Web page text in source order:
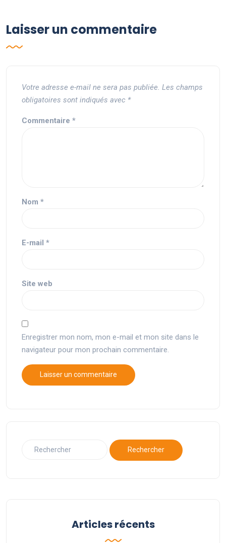
Laisser un commentaire
Votre adresse e-mail ne sera pas publiée. Les champs
obligatoires sont indiqués avec *
Commentaire *
Nom *
E-mail *
Site web
Enregistrer mon nom, mon e-mail et mon site dans le
navigateur pour mon prochain commentaire.
Articles récents